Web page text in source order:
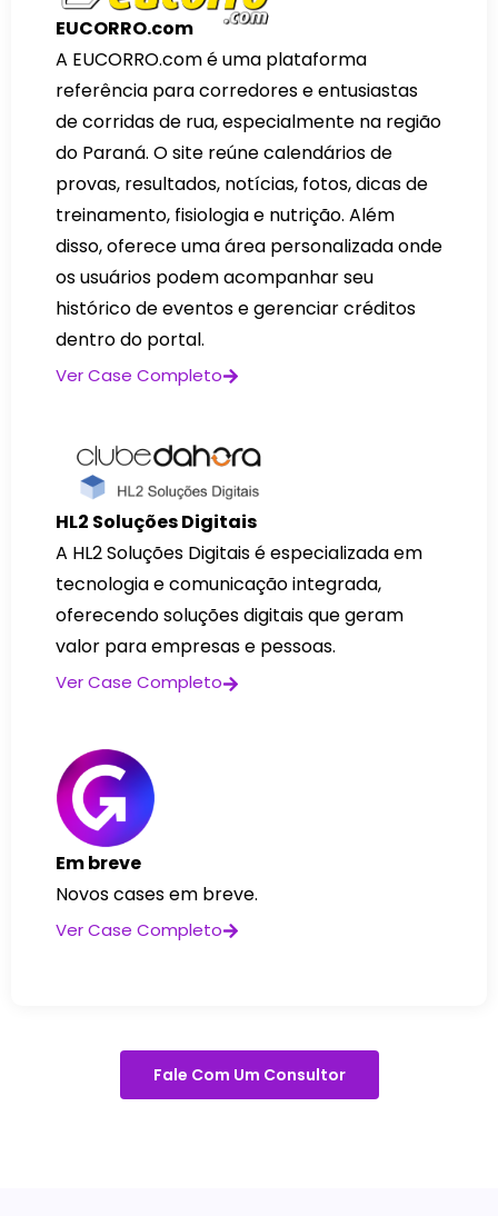
EUCORRO.com
A EUCORRO.com é uma plataforma
referência para corredores e entusiastas
de corridas de rua, especialmente na região
do Paraná. O site reúne calendários de
provas, resultados, notícias, fotos, dicas de
treinamento, fisiologia e nutrição. Além
disso, oferece uma área personalizada onde
os usuários podem acompanhar seu
histórico de eventos e gerenciar créditos
dentro do portal.
Ver Case Completo
HL2 Soluções Digitais
A HL2 Soluções Digitais é especializada em
tecnologia e comunicação integrada,
oferecendo soluções digitais que geram
valor para empresas e pessoas.
Ver Case Completo
Em breve
Novos cases em breve.
Ver Case Completo
Fale Com Um Consultor